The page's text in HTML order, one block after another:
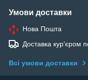
Умови доставки
Нова Пошта
Доставка кур'єром
Всі умови доставки